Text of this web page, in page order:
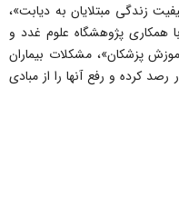
زندگی مبتلایان به دیابت»،
مطب دیابت» را از سال ۹۴ را با همکاری پژوهشگاه علوم غدد و
پزشکان»، مشکلات بیماران
کرده و رفع آنها را از مبادی